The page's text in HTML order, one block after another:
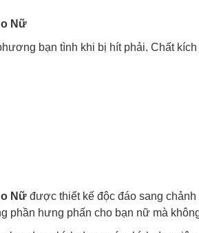
Nữ
bạn tình khi bị hít phải. Chất
Nữ được thiết kế độc đáo sang
hưng phấn cho bạn nữ mà